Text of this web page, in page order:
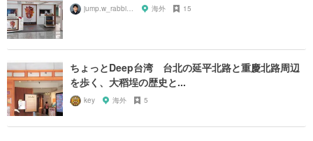
jump.w_rabbitkun 海外 15
ちょっとDeep台湾 台北の延平北路と重慶北路周辺
を歩く、大稻埕の歴史と...
key 海外 5